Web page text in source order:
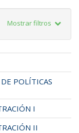
Mostrar filtros
POLÍTICAS
I
II